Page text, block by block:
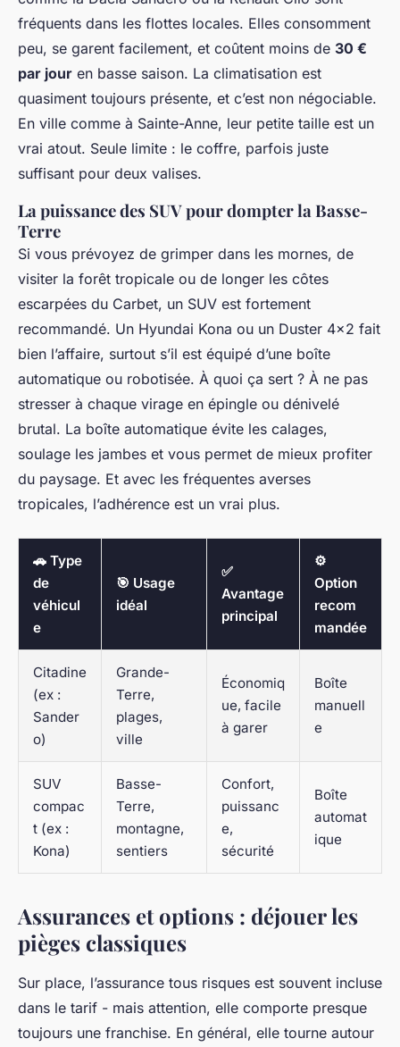
fréquents dans les flottes locales. Elles consomment
peu, se garent facilement, et coûtent moins de 30 €
par jour en basse saison. La climatisation est
quasiment toujours présente, et c’est non négociable.
En ville comme à Sainte-Anne, leur petite taille est un
vrai atout. Seule limite : le coffre, parfois juste
suffisant pour deux valises.
La puissance des SUV pour dompter la Basse-
Terre
Si vous prévoyez de grimper dans les mornes, de
visiter la forêt tropicale ou de longer les côtes
escarpées du Carbet, un SUV est fortement
recommandé. Un Hyundai Kona ou un Duster 4x2 fait
bien l’affaire, surtout s’il est équipé d’une boîte
automatique ou robotisée. À quoi ça sert ? À ne pas
stresser à chaque virage en épingle ou dénivelé
brutal. La boîte automatique évite les calages,
soulage les jambes et vous permet de mieux profiter
du paysage. Et avec les fréquentes averses
tropicales, l’adhérence est un vrai plus.
🚗 Type
de
véhicul
e
🎯 Usage
idéal
✅
Avantage
principal
⚙️
Option
recom
mandée
Citadine
(ex :
Sander
o)
Grande-
Terre,
plages,
ville
Économiq
ue, facile
à garer
Boîte
manuell
e
SUV
compac
t (ex :
Kona)
Basse-
Terre,
montagne,
sentiers
Confort,
puissanc
e,
sécurité
Boîte
automat
ique
Assurances et options : déjouer les
pièges classiques
Sur place, l’assurance tous risques est souvent incluse
dans le tarif - mais attention, elle comporte presque
toujours une franchise. En général, elle tourne autour